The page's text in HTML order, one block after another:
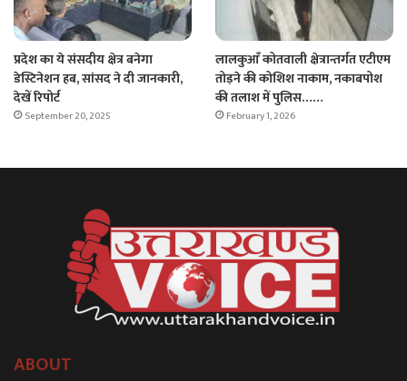
प्रदेश का ये संसदीय क्षेत्र बनेगा
डेस्टिनेशन हब, सांसद ने दी जानकारी,
देखें रिपोर्ट
September 20, 2025
लालकुआँ कोतवाली क्षेत्रान्तर्गत एटीएम
तोड़ने की कोशिश नाकाम, नकाबपोश
की तलाश में पुलिस……
February 1, 2026
ABOUT